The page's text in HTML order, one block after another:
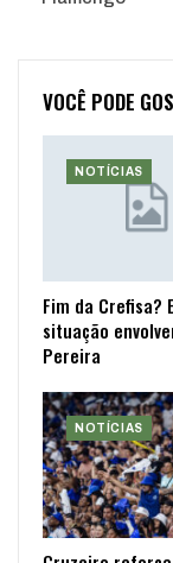
VOCÊ PODE
NOTÍCIAS
Fim da Crefisa?
situação
Pereira
NOTÍCIAS